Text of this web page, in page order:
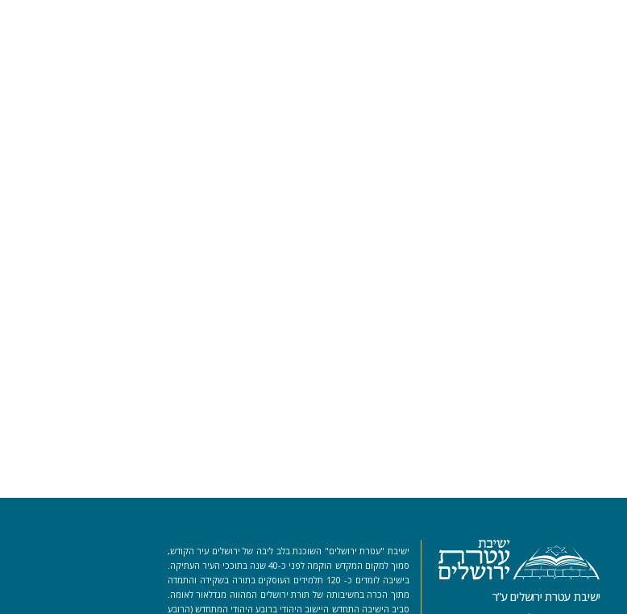
ישיבת עטרת ירושלים ע”ר
ישיבת "עטרת ירושלים" השוכנת בלב ליבה של ירושלים עיר הקודש,
סמוך למקום המקדש הוקמה לפני כ-40 שנה בתוככי העיר העתיקה.
בישיבה לומדים כ- 120 תלמידים העוסקים בתורה בשקידה והתמדה
מתוך הכרה בחשיבותה של תורת ירושלים המהווה מגדלאור לאומה.
סביב הישיבה התחדש היישוב היהודי ברובע היהודי המתחדש (הרובע